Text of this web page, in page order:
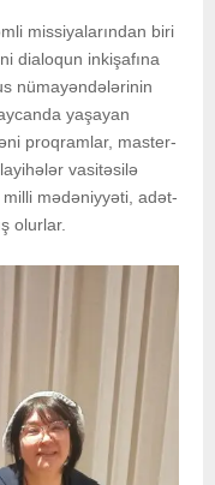
missiyalarından biri
dialoqun inkişafına
nümayəndələrinin
yaşayan
proqramlar, master-
vasitəsilə
milli mədəniyyəti, adət-
olurlar.